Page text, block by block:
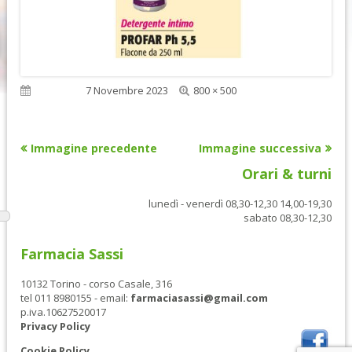
Pubblicato7 Novembre 2023
Dimensione
800 × 500
Immagine precedente Immagine successiva
Orari & turni
lunedì - venerdì 08,30-12,30 14,00-19,30
sabato 08,30-12,30
Farmacia Sassi
10132 Torino - corso Casale, 316
tel 011 8980155 - email: farmaciasassi@gmail.com
p.iva.10627520017
Privacy Policy